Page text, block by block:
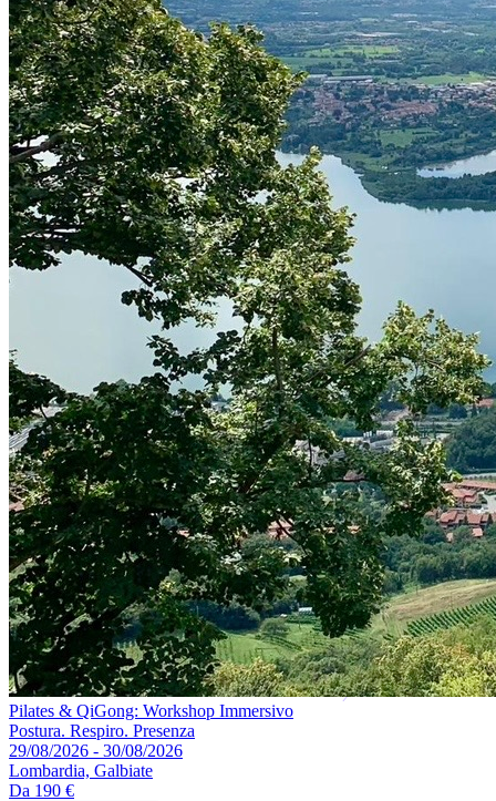
Pilates & QiGong: Workshop Immersivo
Postura. Respiro. Presenza
29/08/2026 - 30/08/2026
Lombardia, Galbiate
Da 190 €